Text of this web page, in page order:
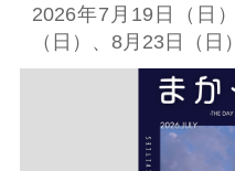
2026年7月19日（日
（日）、8月23日（日）